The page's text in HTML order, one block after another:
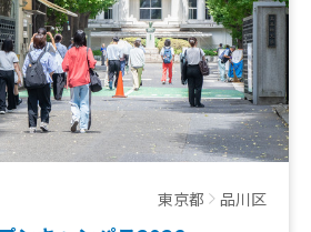
東京都 品川区